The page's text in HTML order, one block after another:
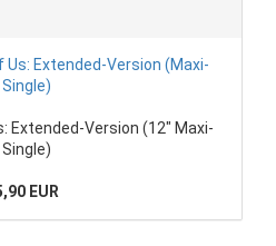
Extended-Version (12" Maxi-
Single)
EUR